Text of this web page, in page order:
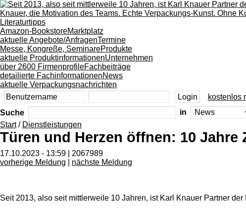
Literaturtipps
Amazon-BookstoreMarktplatz
aktuelle Angebote/AnfragenTermine
Messe, Kongreße, SeminareProdukte
aktuelle ProduktinformationenUnternehmen
über 2600 FirmenprofileFachbeiträge
detailierte FachinformationenNews
aktuelle Verpackungsnachrichten
kostenlos
Suche
in
Start/ Dienstleistungen
Türen und Herzen öffnen: 10
17.10.2023 - 13:59 | 2067989
vorherige Meldung
nächste Meldung
Seit 2013, also seit mittlerweile 10 Jahren, ist Karl Knauer Partner